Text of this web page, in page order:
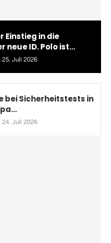
Einstieg in die
neue ID. Polo ist...
25. Juli 2026
bei Sicherheitstests in
24. Juli 2026